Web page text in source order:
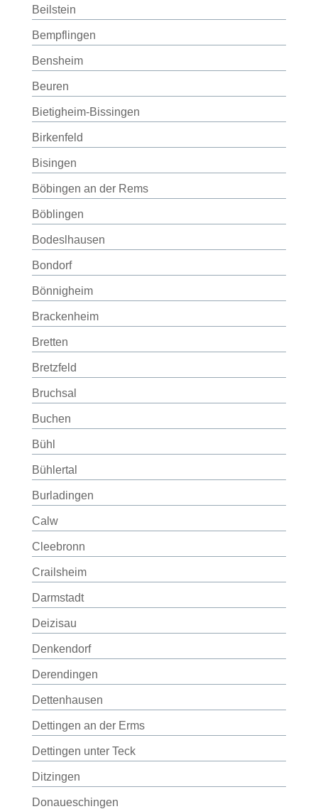
Beilstein
Bempflingen
Bensheim
Beuren
Bietigheim-Bissingen
Birkenfeld
Bisingen
Böbingen an der Rems
Böblingen
Bodeslhausen
Bondorf
Bönnigheim
Brackenheim
Bretten
Bretzfeld
Bruchsal
Buchen
Bühl
Bühlertal
Burladingen
Calw
Cleebronn
Crailsheim
Darmstadt
Deizisau
Denkendorf
Derendingen
Dettenhausen
Dettingen an der Erms
Dettingen unter Teck
Ditzingen
Donaueschingen